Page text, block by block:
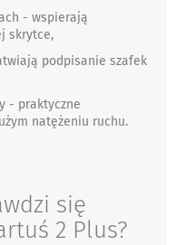
- wspierają
skrytce,
podpisanie szafek
- praktyczne
natężeniu ruchu.
się
2 Plus?